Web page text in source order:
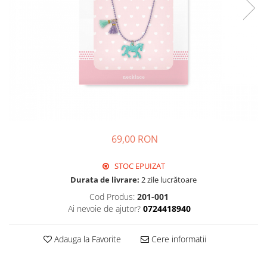
69,00 RON
STOC EPUIZAT
Durata de livrare: 2 zile lucrătoare
Cod Produs: 201-001
Ai nevoie de ajutor? 0724418940
Adauga la Favorite Cere informatii